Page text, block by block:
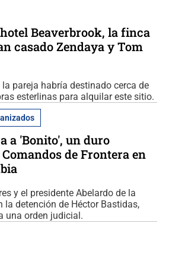
Beaverbrook, la finca
casado Zendaya y Tom
pareja habría destinado cerca de
esterlinas para alquilar este sitio.
a 'Bonito', un duro
de Frontera en
y el presidente Abelardo de la
la detención de Héctor Bastidas,
una orden judicial.